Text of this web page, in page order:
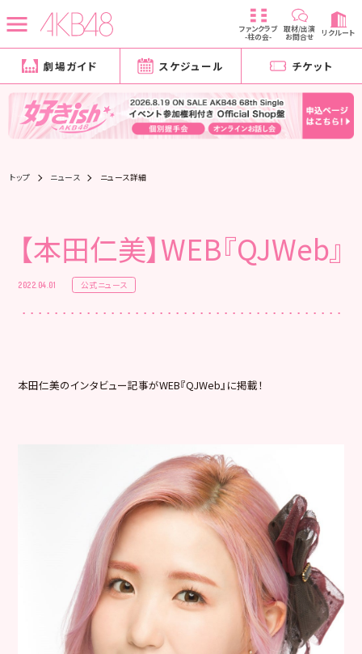
ファンクラブ
-柱の会-
取材/出演
お問合せ リクルート
劇場ガイド スケジュール チケット
トップ ニュース ニュース詳細
【本田仁美】WEB『QJWeb』
2022.04.01 公式ニュース
本田仁美のインタビュー記事がWEB『QJWeb』に掲載！